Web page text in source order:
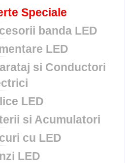
Speciale
banda LED
LED
si Conductori
LED
si Acumulatori
cu LED
LED